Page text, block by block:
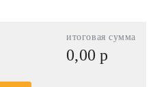
итоговая сумма
0,00р